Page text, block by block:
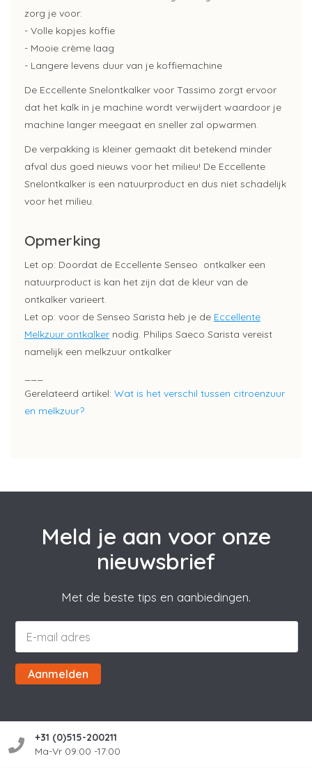
zorg je voor:
- Volle kopjes koffie
- Mooie crème laag
- Langere levens duur van je koffiemachine
De Eccellente Snelontkalker voor Tassimo zorgt ervoor
dat het kalk in je machine wordt verwijdert waardoor je
machine langer meegaat en sneller zal opwarmen.
De verpakking is kleiner gemaakt dit betekend minder
afval dus goed nieuws voor het milieu! De Eccellente
Snelontkalker is een natuurproduct en dus niet schadelijk
voor het milieu.
Opmerking
Let op: Doordat de Eccellente Senseo ontkalker een
natuurproduct is kan het zijn dat de kleur van de
ontkalker varieert.
Let op: voor de Senseo Sarista heb je de Eccellente
Melkzuur ontkalker nodig. Philips Saeco Sarista vereist
namelijk een melkzuur ontkalker
Gerelateerd artikel: Wat is het verschil tussen citroenzuur
en melkzuur?
Meld je aan voor onze
nieuwsbrief
Met de beste tips en aanbiedingen.
Aanmelden
+31 (0)515-200211
Ma-Vr 09:00 -17:00